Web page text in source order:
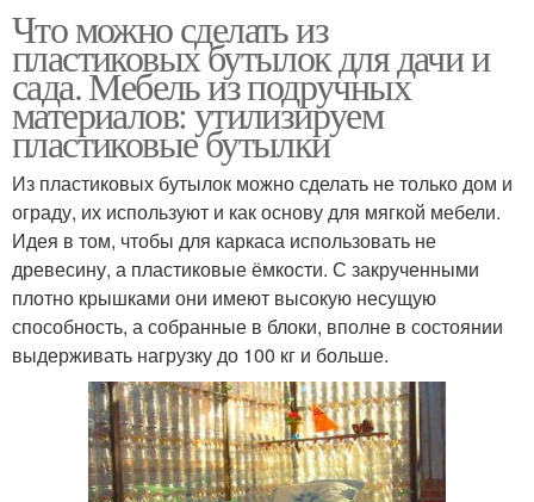
Что можно сделать из
пластиковых бутылок для дачи и
сада. Мебель из подручных
материалов: утилизируем
пластиковые бутылки
Из пластиковых бутылок можно сделать не только дом и
ограду, их используют и как основу для мягкой мебели.
Идея в том, чтобы для каркаса использовать не
древесину, а пластиковые ёмкости. С закрученными
плотно крышками они имеют высокую несущую
способность, а собранные в блоки, вполне в состоянии
выдерживать нагрузку до 100 кг и больше.